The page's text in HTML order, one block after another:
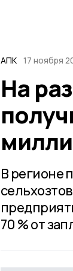
АПК 17 ноября
На
В регионе
70 % от